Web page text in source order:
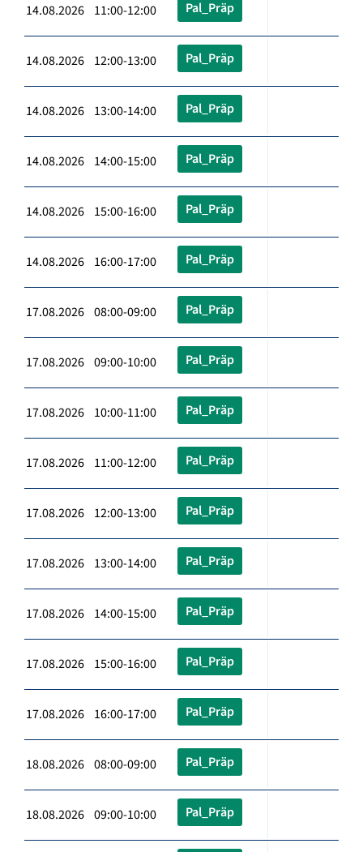
14.08.2026 11:00-12:00 Pal_Präp
14.08.2026 12:00-13:00 Pal_Präp
14.08.2026 13:00-14:00 Pal_Präp
14.08.2026 14:00-15:00 Pal_Präp
14.08.2026 15:00-16:00 Pal_Präp
14.08.2026 16:00-17:00 Pal_Präp
17.08.2026 08:00-09:00 Pal_Präp
17.08.2026 09:00-10:00 Pal_Präp
17.08.2026 10:00-11:00 Pal_Präp
17.08.2026 11:00-12:00 Pal_Präp
17.08.2026 12:00-13:00 Pal_Präp
17.08.2026 13:00-14:00 Pal_Präp
17.08.2026 14:00-15:00 Pal_Präp
17.08.2026 15:00-16:00 Pal_Präp
17.08.2026 16:00-17:00 Pal_Präp
18.08.2026 08:00-09:00 Pal_Präp
18.08.2026 09:00-10:00 Pal_Präp